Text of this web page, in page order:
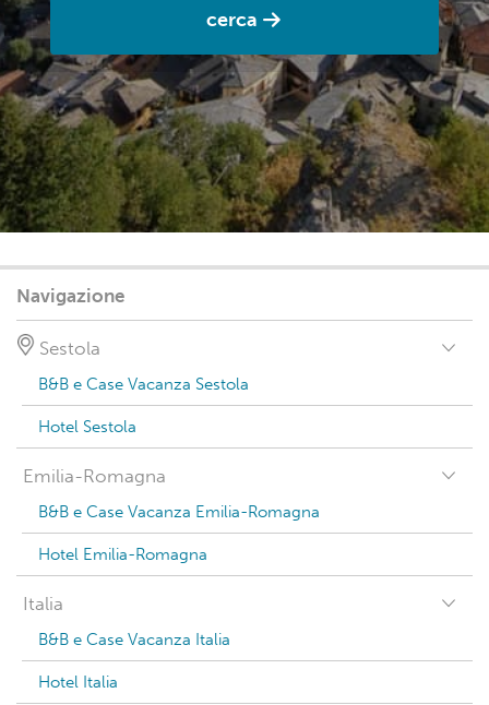
cerca
Navigazione
Sestola
B&B e Case Vacanza Sestola
Hotel Sestola
Emilia-Romagna
B&B e Case Vacanza Emilia-Romagna
Hotel Emilia-Romagna
Italia
B&B e Case Vacanza Italia
Hotel Italia